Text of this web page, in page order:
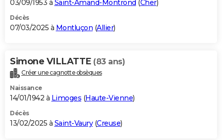
03/09/1953 à Saint-Amand-Montrond (Cher)
Décès
07/03/2025 à Montluçon (Allier)
Simone VILLATTE (83 ans)
Créer une cagnotte obsèques
Naissance
14/01/1942 à Limoges (Haute-Vienne)
Décès
13/02/2025 à Saint-Vaury(Creuse)